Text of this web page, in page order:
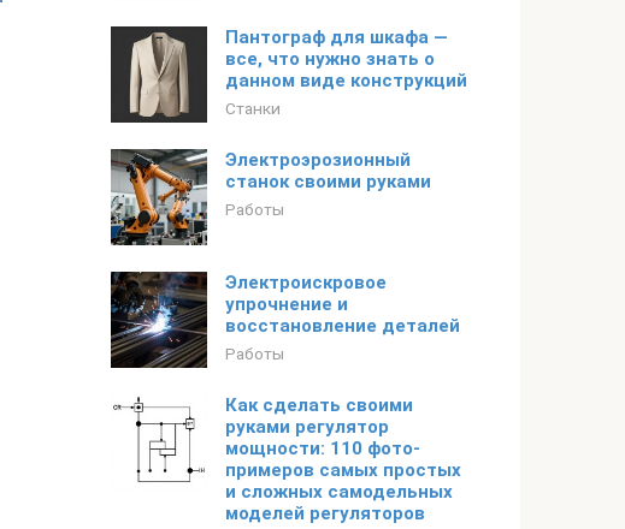
Пантограф для шкафа —
все, что нужно знать о
данном виде конструкций
Станки
Электроэрозионный
станок своими руками
Работы
Электроискровое
упрочнение и
восстановление деталей
Работы
Как сделать своими
руками регулятор
мощности: 110 фото-
примеров самых простых
и сложных самодельных
моделей регуляторов